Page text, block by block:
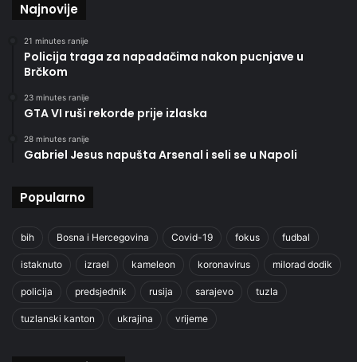
Najnovije
21 minutes ranije
Policija traga za napadačima nakon pucnjave u
Brčkom
23 minutes ranije
GTA VI ruši rekorde prije izlaska
28 minutes ranije
Gabriel Jesus napušta Arsenal i seli se u Napoli
Popularno
bih Bosna i Hercegovina Covid-19 fokus fudbal
istaknuto izrael kameleon koronavirus milorad dodik
policija predsjednik rusija sarajevo tuzla
tuzlanski kanton ukrajina vrijeme